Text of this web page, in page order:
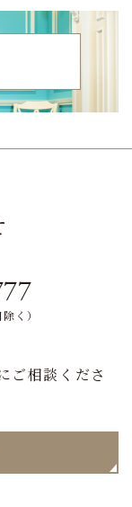
く）
ご相談くださ